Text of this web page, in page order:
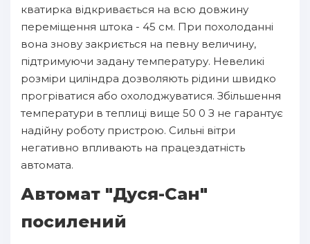
кватирка відкривається на всю довжину
переміщення штока - 45 см. При похолоданні
вона знову закриється на певну величину,
підтримуючи задану температуру. Невеликі
розміри циліндра дозволяють рідини швидко
прогріватися або охолоджуватися. Збільшення
температури в теплиці вище 50 0 З не гарантує
надійну роботу пристрою. Сильні вітри
негативно впливають на працездатність
автомата.
Автомат "Дуся-Сан"
посилений